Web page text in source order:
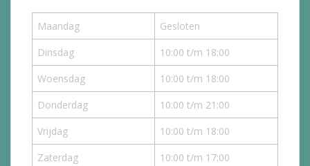
Maandag
Gesloten
Dinsdag
10:00 t/m 18:00
Woensdag
10:00 t/m 18:00
Donderdag
10:00 t/m 21:00
Vrijdag
10:00 t/m 18:00
Zaterdag
10:00 t/m 17:00